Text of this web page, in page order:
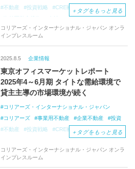
不動産
投資戦略 CRE戦略
CREコンサル
海外不動産投資
会社
オフィス移転コンサル
オフィス仲介
プロジェクトマネジメント
＋ タグをもっと見る
コリアーズ・インターナショナル・ジャパン オンラ
インプレスルーム
2025.8.5 企業情報
東京オフィスマーケットレポート
2025年4～6月期 タイトな需給環境で
貸主主導の市場環境が続く
コリアーズ・インターナショナル・ジャパン
コリアーズ
事業用不動産 企業不動産
投資
不動産
投資戦略 CRE戦略
CREコンサル
オフィス仲介
プロジェクトマネジメント
＋ タグをもっと見る
コリアーズ・インターナショナル・ジャパン オンラ
インプレスルーム